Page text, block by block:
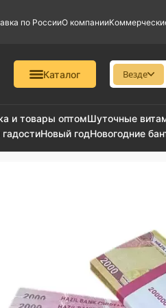
по РоссииО компании
Каталог Везде
и товары оптомШуточные
Новый годНовогодние